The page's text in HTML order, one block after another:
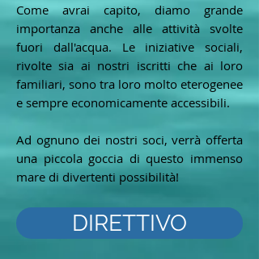
Come avrai capito, diamo grande
importanza anche alle attività svolte
fuori dall'acqua. Le iniziative sociali,
rivolte sia ai nostri iscritti che ai loro
familiari, sono tra loro molto eterogenee
e sempre economicamente accessibili.
Ad ognuno dei nostri soci, verrà offerta
una piccola goccia di questo immenso
mare di divertenti possibilità!
DIRETTIVO